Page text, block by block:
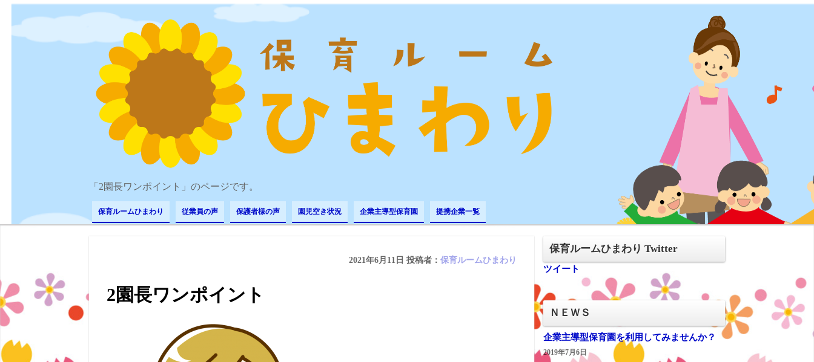
「2園長ワンポイント」のページです。
保育ルームひまわり 従業員の声 保護者様の声 園児空き状況 企業主導型保育園 提携企業一覧
2021年6月11日 投稿者： 保育ルームひまわり
2園長ワンポイント
保育ルームひまわり Twitter
ツイート
ＮＥＷＳ
企業主導型保育園を利用してみませんか？
2019年7月6日